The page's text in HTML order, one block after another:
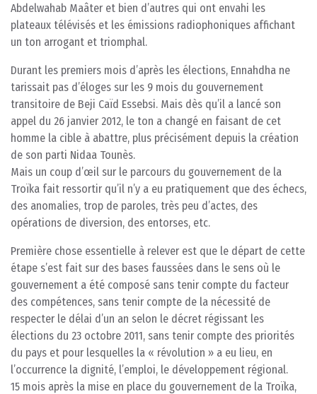
Abdelwahab Maâter et bien d’autres qui ont envahi les
plateaux télévisés et les émissions radiophoniques affichant
un ton arrogant et triomphal.
Durant les premiers mois d’après les élections, Ennahdha ne
tarissait pas d’éloges sur les 9 mois du gouvernement
transitoire de Beji Caïd Essebsi. Mais dès qu’il a lancé son
appel du 26 janvier 2012, le ton a changé en faisant de cet
homme la cible à abattre, plus précisément depuis la création
de son parti Nidaa Tounès.
Mais un coup d’œil sur le parcours du gouvernement de la
Troïka fait ressortir qu’il n’y a eu pratiquement que des échecs,
des anomalies, trop de paroles, très peu d’actes, des
opérations de diversion, des entorses, etc.
Première chose essentielle à relever est que le départ de cette
étape s’est fait sur des bases faussées dans le sens où le
gouvernement a été composé sans tenir compte du facteur
des compétences, sans tenir compte de la nécessité de
respecter le délai d’un an selon le décret régissant les
élections du 23 octobre 2011, sans tenir compte des priorités
du pays et pour lesquelles la « révolution » a eu lieu, en
l’occurrence la dignité, l’emploi, le développement régional.
15 mois après la mise en place du gouvernement de la Troïka,